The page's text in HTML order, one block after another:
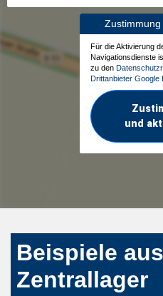
Für die Aktivierung
Navigationsdienste
zu den
Drittanbieter Google
und
Beispiele
Zentrallager